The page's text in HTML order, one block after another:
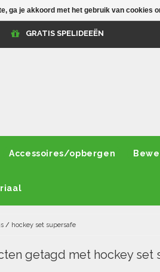
GRATIS SPELIDEEËN
Accessoires/opbergen
/ hockey set supersafe
getagd met hockey set
ga je akkoord met het gebruik van cookies